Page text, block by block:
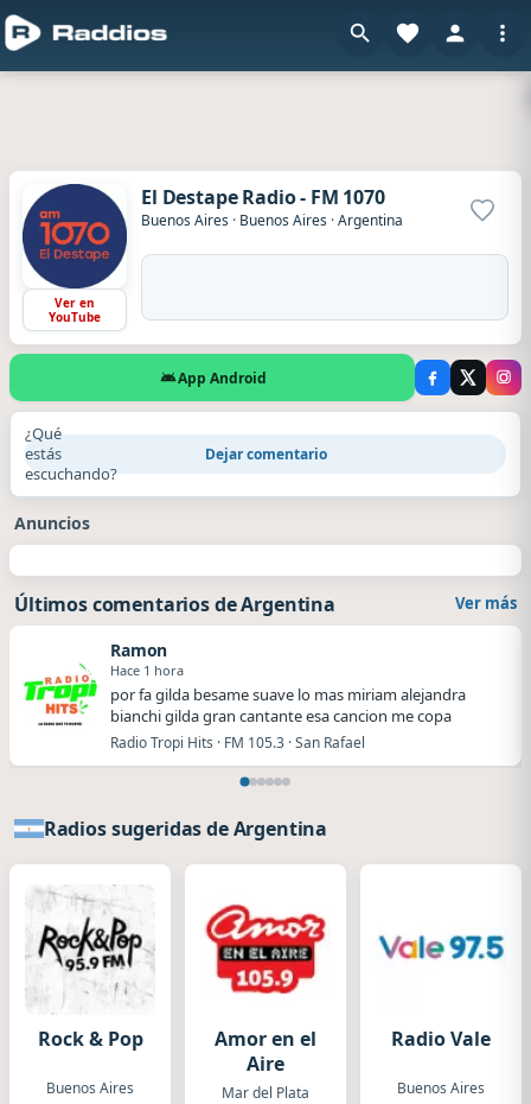
El Destape Radio - FM 1070
Buenos Aires · Buenos Aires ·Argentina
Ver en
YouTube
App Android
¿Qué
estás
escuchando?
Dejar comentario
Anuncios
Últimos comentarios de Argentina Ver más
Ramon
Hace 1 hora
por fa gilda besame suave lo mas miriam alejandra
bianchi gilda gran cantante esa cancion me copa
Radio Tropi Hits · FM 105.3 · San Rafael
Radios sugeridas de Argentina
Rock & Pop
Buenos Aires
Amor en el
Aire
Mar del Plata
Radio Vale
Buenos Aires